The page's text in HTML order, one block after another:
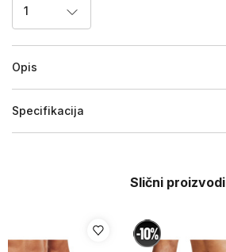
1
Opis
Specifikacija
Slični proizvodi